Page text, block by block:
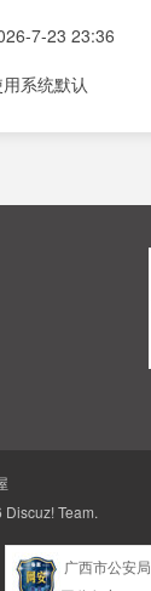
7-23 23:36
系统默认
Discuz! Team.
广西市公安局